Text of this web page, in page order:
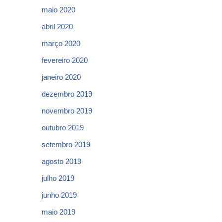
maio 2020
abril 2020
março 2020
fevereiro 2020
janeiro 2020
dezembro 2019
novembro 2019
outubro 2019
setembro 2019
agosto 2019
julho 2019
junho 2019
maio 2019